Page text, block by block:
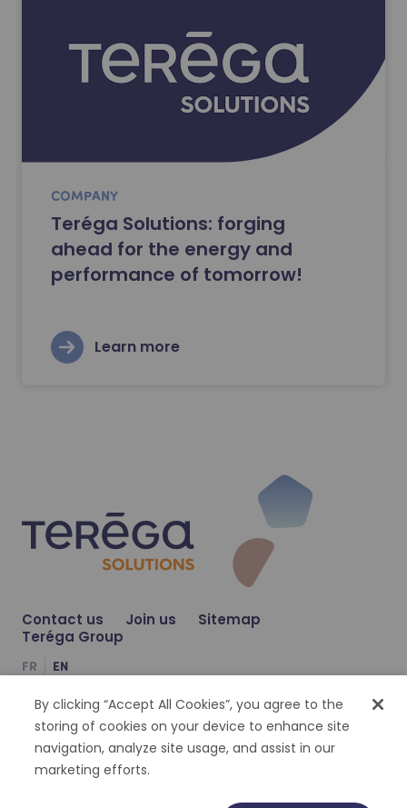
COMPANY
Teréga Solutions: forging
ahead for the energy and
performance of tomorrow!
Learn more
@
December 26, 2023
Explorez de nouvelles frontières énergétiques
Découvrez nos solutions complètes, de la
Contact us Join us
Sitemap
Teréga Group
FR EN
Compte Facebook
Compte Twitter
Compte Linkedin
Cookies management Personal datas Legal notices
Accessibility : partially compliant
By clicking “Accept All Cookies”, you agree to the
storing of cookies on your device to enhance site
navigation, analyze site usage, and assist in our
marketing efforts.